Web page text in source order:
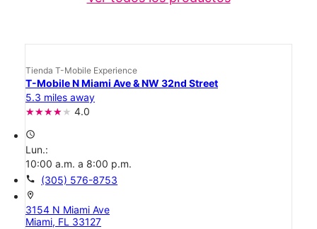
Tienda T-Mobile Experience
T-Mobile N Miami Ave & NW 32nd Street
5.3 miles away
4.0
access_time
Lun.:
10:00 a.m. a 8:00 p.m.
call (305) 576-8753
location_on
3154 N Miami Ave
Miami, FL 33127